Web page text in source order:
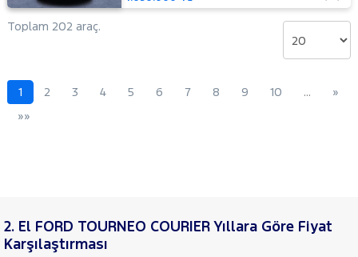
NISSAN
RENAULT
SEAT
TOYOTA
Toplam 202 araç.
1 2 3 4 5 6 7 8 9 10 …
»
»»
2. El FORD TOURNEO COURIER Yıllara Göre Fiyat
Karşılaştırması